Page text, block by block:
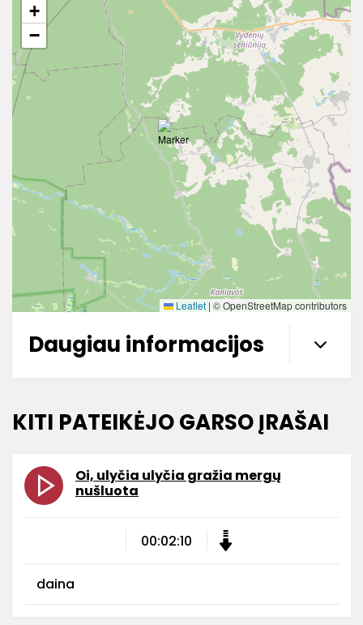
+
−
Leaflet | © OpenStreetMap contributors
Daugiau informacijos
KITI PATEIKĖJO GARSO ĮRAŠAI
Oi, ulyčia ulyčia gražia mergų
nušluota
00:02:10
daina